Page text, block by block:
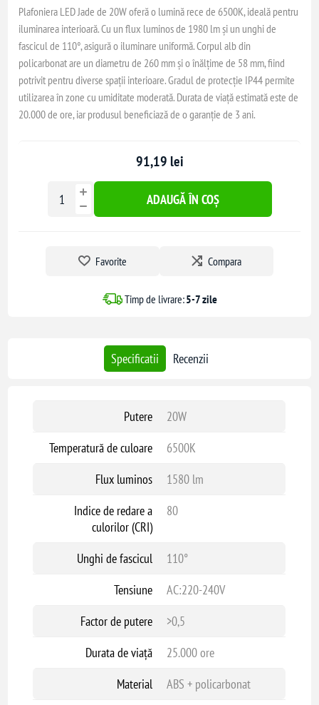
Plafoniera LED Jade de 20W oferă o lumină rece de 6500K, ideală pentru
iluminarea interioară. Cu un flux luminos de 1980 lm și un unghi de
fascicul de 110°, asigură o iluminare uniformă. Corpul alb din
policarbonat are un diametru de 260 mm și o înălțime de 58 mm, fiind
potrivit pentru diverse spații interioare. Gradul de protecție IP44 permite
utilizarea în zone cu umiditate moderată. Durata de viață estimată este de
20.000 de ore, iar produsul beneficiază de o garanție de 3 ani.
91,19 lei
ADAUGĂ ÎN COȘ
Favorite Compara
Timp de livrare:5-7 zile
Specificatii Recenzii
Putere
20W
Temperatură de culoare
6500K
Flux luminos
1580 lm
Indice de redare a
culorilor (CRI)
80
Unghi de fascicul
110°
Tensiune
AC:220-240V
Factor de putere
>0,5
Durata de viață
25.000 ore
Material
ABS + policarbonat